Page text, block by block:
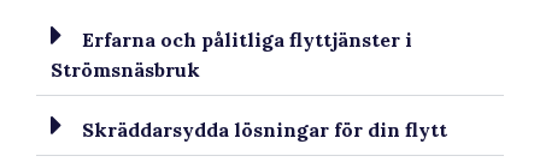
Erfarna och pålitliga flyttjänster i
Strömsnäsbruk
Skräddarsydda lösningar för din flytt